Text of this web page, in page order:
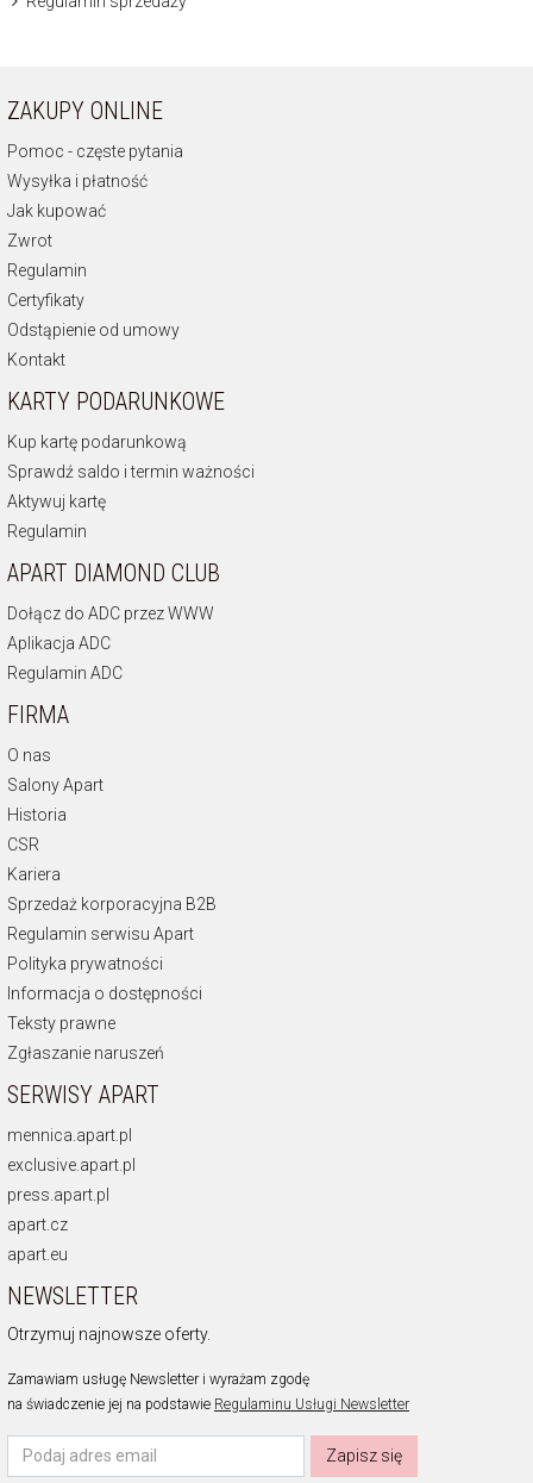
ZAKUPY ONLINE
Pomoc - częste pytania
Wysyłka i płatność
Jak kupować
Zwrot
Regulamin
Certyfikaty
Odstąpienie od umowy
Kontakt
KARTY PODARUNKOWE
Kup kartę podarunkową
Sprawdź saldo i termin ważności
Aktywuj kartę
Regulamin
APART DIAMOND CLUB
Dołącz do ADC przez WWW
Aplikacja ADC
Regulamin ADC
FIRMA
O nas
Salony Apart
Historia
CSR
Kariera
Sprzedaż korporacyjna B2B
Regulamin serwisu Apart
Polityka prywatności
Informacja o dostępności
Teksty prawne
Zgłaszanie naruszeń
SERWISY APART
mennica.apart.pl
exclusive.apart.pl
press.apart.pl
apart.cz
apart.eu
NEWSLETTER
Otrzymuj najnowsze oferty.
Zamawiam usługę Newsletter i wyrażam zgodę
na świadczenie jej na podstawie Regulaminu Usługi Newsletter
Zapisz się